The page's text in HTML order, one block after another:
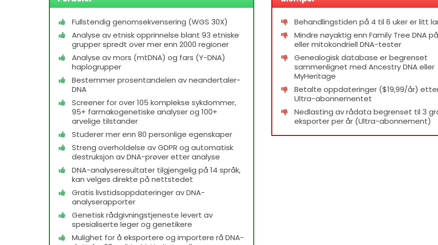
Fullstendig genomsekvensering (WGS 30X)
Analyse av etnisk opprinnelse blant 93 etniske
grupper spredt over mer enn 2000 regioner
Analyse av mors (mtDNA) og fars (Y-DNA)
haplogrupper
Bestemmer prosentandelen av neandertaler-
DNA
Screener for over 105 komplekse sykdommer,
95+ farmakogenetiske analyser og 100+
arvelige tilstander
Studerer mer enn 80 personlige egenskaper
Streng overholdelse av GDPR og automatisk
destruksjon av DNA-prøver etter analyse
DNA-analyseresultater tilgjengelig på 14 språk,
kan velges direkte på nettstedet
Gratis livstidsoppdateringer av DNA-
analyserapporter
Genetisk rådgivningstjeneste levert av
spesialiserte leger og genetikere
Mulighet for å eksportere og importere rå DNA-
Behandlingstiden på 4 til 6 uker er litt
Mindre nøyaktig enn Family Tree DNA
eller mitokondriell DNA-tester
Genealogisk database er begrenset
sammenlignet med Ancestry DNA eller
MyHeritage
Betalte oppdateringer ($19,99/år)
Ultra-abonnementet
Nedlasting av rådata begrenset til 3
eksporter per år (Ultra-abonnement)